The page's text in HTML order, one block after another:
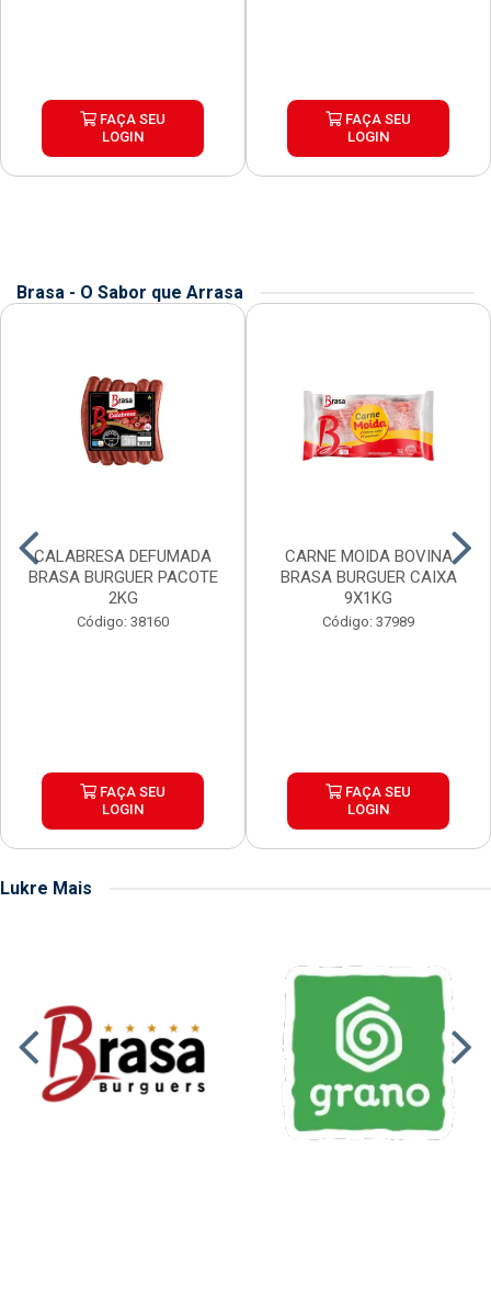
FAÇA SEU
LOGIN
FAÇA SEU
LOGIN
Brasa - O Sabor que Arrasa
CALABRESA DEFUMADA
BRASA BURGUER PACOTE
2KG
Código: 38160
FAÇA SEU
LOGIN
CARNE MOIDA BOVINA
BRASA BURGUER CAIXA
9X1KG
Código: 37989
FAÇA SEU
LOGIN
Lukre Mais